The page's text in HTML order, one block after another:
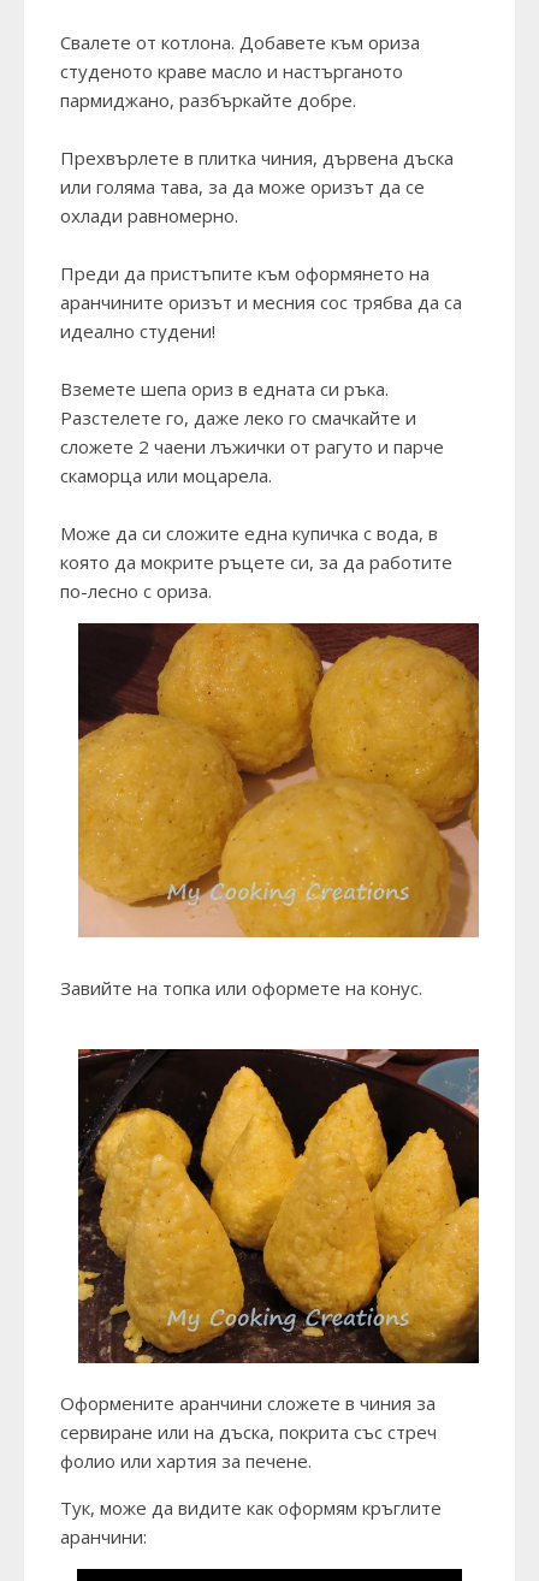
Свалете от котлона. Добавете към ориза
студеното краве масло и настърганото
пармиджано, разбъркайте добре.
Прехвърлете в плитка чиния, дървена дъска
или голяма тава, за да може оризът да се
охлади равномерно.
Преди да пристъпите към оформянето на
аранчините оризът и месния сос трябва да са
идеално студени!
Вземете шепа ориз в едната си ръка.
Разстелете го, даже леко го смачкайте и
сложете 2 чаени лъжички от рагуто и парче
скаморца или моцарела.
Може да си сложите една купичка с вода, в
която да мокрите ръцете си, за да работите
по-лесно с ориза.
Завийте на топка или оформете на конус.
Оформените аранчини сложете в чиния за
сервиране или на дъска, покрита със стреч
фолио или хартия за печене.
Тук, може да видите как оформям кръглите
аранчини: